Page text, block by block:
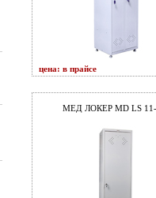
цена: в прайсе
МЕД ЛОКЕР MD LS 11-